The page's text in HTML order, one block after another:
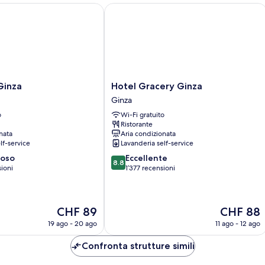
non
service
Il
prezzo
attuale
CHF 89
CHF 89
19 ago - 20 ago
Hotel
Gracery
Ginza
Ginza
Hotel Gracery Ginza
Ginza
Wi-Fi gratuito
Ristorante
Aria condizionata
Lavanderia self-service
8.8
su
8.8 Eccellente
1’377 recensioni
Il
prezzo
attuale
CHF 88
11 ago - 12 ago
Hotel Gracery Ginza
Confronta strutture simili